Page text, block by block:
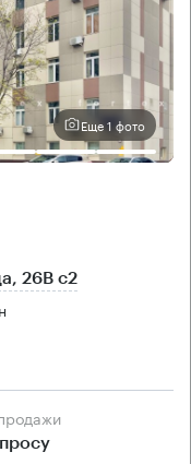
Еще 1 фото
26В с2